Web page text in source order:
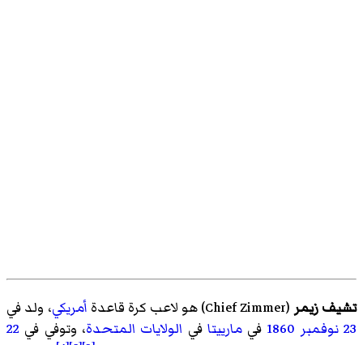
تشيف زيمر(
Chief Zimmer)‏ هو لاعب كرة قاعدة أمريكي، ولد في
23 نوفمبر
1860 فيمارييتا في الولايات المتحدة، وتوفي في 22